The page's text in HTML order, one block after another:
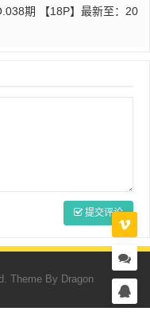
期 【18P】最新至：20
提交评论
Theme By Dragon